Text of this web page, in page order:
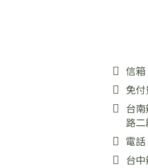
信箱
免付
台南
路
電話
台中